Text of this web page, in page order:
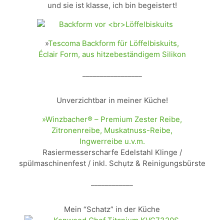
und sie ist klasse, ich bin begeistert!
»Tescoma Backform für Löffelbiskuits,
Éclair Form, aus hitzebeständigem Silikon
Unverzichtbar in meiner Küche!
»Winzbacher® – Premium Zester Reibe,
Zitronenreibe, Muskatnuss-Reibe,
Ingwerreibe u.v.m.
Rasiermesserscharfe Edelstahl Klinge /
spülmaschinenfest / inkl. Schụtz & Reinigungsbürste
Mein “Schatz” in der Küche